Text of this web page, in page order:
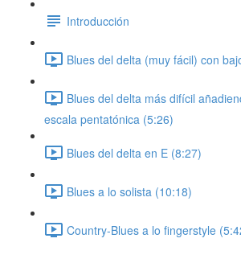
Introducción
Blues del delta (muy fácil) con
Blues del delta más difícil
escala pentatónica (5:26)
Blues del delta en E (8:27)
Blues a lo solista (10:18)
Country-Blues a lo fingerstyle